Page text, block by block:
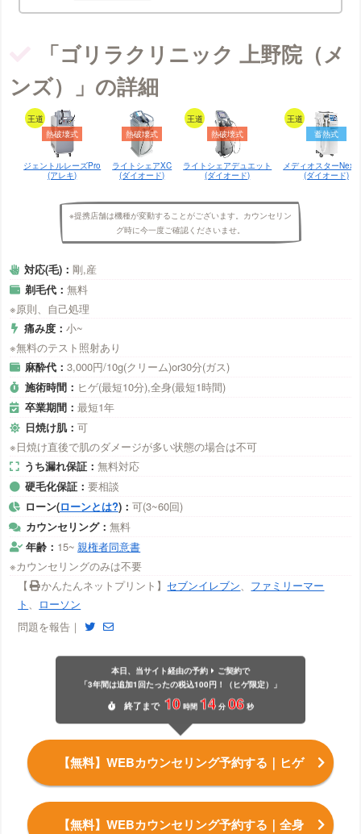
「ゴリラクリニック 上野院（メ
ンズ）」の詳細
熱破壊式
ジェントルレーズPro
(アレキ)
王道
熱破壊式
ライトシェアXC
(ダイオード)
熱破壊式
ライトシェアデュエット
(ダイオード)
王道
蓄熱式
メディオスター
(ダイオード)
王道
※提携店舗は機種が変動することがございます。カウンセリン
グ時に今一度ご確認くださいませ。
対応(毛)：剛,産
剃毛代：無料
※原則、自己処理
痛み度：小~
※無料のテスト照射あり
麻酔代：3,000円/10g(クリーム)or30分(ガス)
施術時間： ヒゲ(最短10分),全身(最短1時間)
卒業期間： 最短1年
日焼け肌： 可
※日焼け直後で肌のダメージが多い状態の場合は不可
うち漏れ保証： 無料対応
硬毛化保証： 要相談
ローン(ローンとは?)： 可(3~60回)
カウンセリング： 無料
年齢： 15~ 親権者同意書
※カウンセリングのみは不要
【
かんたんネットプリント】 セブンイレブン、 ファミリーマー
ト 、 ローソン
問題を報告｜
本日、当サイト経由の予約
ご契約で
「3年間は追加1回たったの税込100円！（ヒゲ限定）」
終了 まで 10 時間 14 分 06 秒
【無料】WEBカウンセリング予約する ｜ヒゲ
【無料】WEBカウンセリング予約する ｜全身